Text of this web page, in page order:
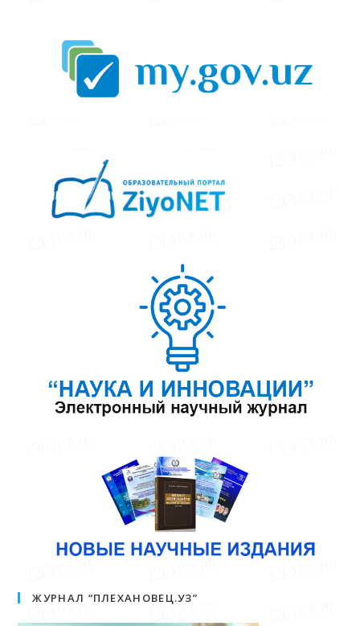
ЖУРНАЛ “ПЛЕХАНОВЕЦ.УЗ”